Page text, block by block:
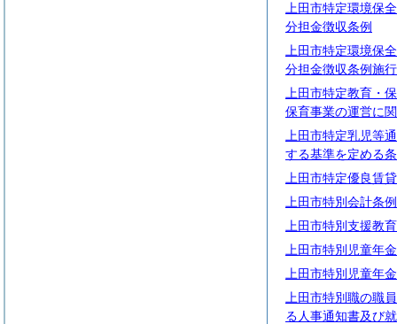
上田市特定環境保
分担金徴収条例
上田市特定環境保
分担金徴収条例施
上田市特定教育・
保育事業の運営に
上田市特定乳児等
する基準を定める
上田市特定優良賃
上田市特別会計条例
上田市特別支援教
上田市特別児童年
上田市特別児童年
上田市特別職の職
る人事通知書及び